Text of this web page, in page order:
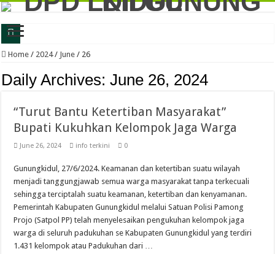
Bupati Gunungkidul: LDII Satu-Satunya Ormas yang Gandeng Pemerintah
LDII Gunungkidul Kembali Lakukan Kerja Bersama Bakti untuk Negeri,
Perkuat Karakter dan Daya Juang, Ratusan Generasi Muda LDII Gunungkidul
LDII Gunungkidul dan Kejari Perkuat Sinergi, Kesadaran Hukum Jadi Bekal
LDII Gunungkidul Gandeng DLH, Siapkan Gerakan Bakti untuk Negeri 2026
LDII Gunungkidul Ambil Bagian dalam Gerakan Jumat Bersih, Dorong
Festival Anak Sholeh 2026 LDII Gunungkidul Perkuat Keilmuan Agama
LDII Gunungkidul dan BSI Jalin Kerjasama, Perkuat Ekosistem Ekonomi
Generus Gunungkidul Ukir Prestasi Nasional, Alfan Fadillah Buktikan Kuliah
Home / 2024 / June / 26
Daily Archives:June 26, 2024
“Turut Bantu Ketertiban Masyarakat”
Bupati Kukuhkan Kelompok Jaga Warga
June 26, 2024 info terkini 0
Gunungkidul, 27/6/2024. Keamanan dan ketertiban suatu wilayah
menjadi tanggungjawab semua warga masyarakat tanpa terkecuali
sehingga terciptalah suatu keamanan, ketertiban dan kenyamanan.
Pemerintah Kabupaten Gunungkidul melalui Satuan Polisi Pamong
Projo (Satpol PP) telah menyelesaikan pengukuhan kelompok jaga
warga di seluruh padukuhan se Kabupaten Gunungkidul yang terdiri
1.431 kelompok atau Padukuhan dari …